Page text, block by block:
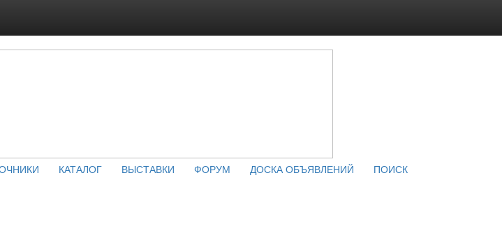
КАТАЛОГ ВЫСТАВКИ ФОРУМ ДОСКА ОБЪЯВЛЕНИЙ
ПОИСК